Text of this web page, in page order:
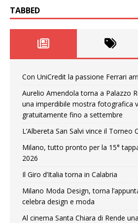
TABBED
Con UniCredit la passione Ferrari
Aurelio Amendola torna a Palazzo
una imperdibile mostra fotografica
gratuitamente fino a settembre
L’Albereta San Salvi vince il Torneo
Milano, tutto pronto per la 15°
2026
Il Giro d’Italia torna in Calabria
Milano Moda Design, torna
celebra design e moda
Al cinema Santa Chiara di Rende